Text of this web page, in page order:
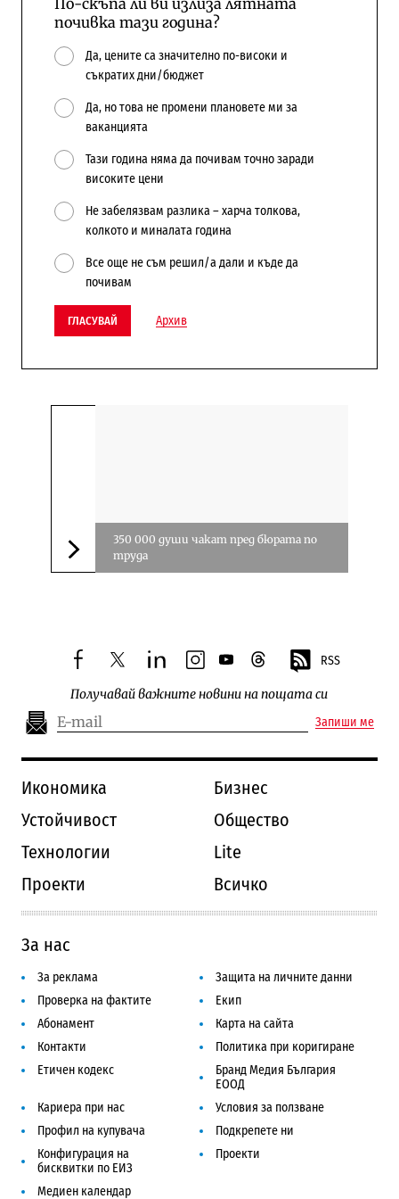
почивка тази година?
Да, цените са значително по-високи и
съкратих дни/бюджет
Да, но това не промени плановете ми за
ваканцията
Тази година няма да почивам точно заради
високите цени
Не забелязвам разлика – харча толкова,
колкото и миналата година
Все още не съм решил/а дали и къде да
почивам
ГЛАСУВАЙ Архив
Следваща новина
350 000 души чакат пред бюрата по
труда
facebooktwitterlinkedininstagram
youtubethreads RSS
Получавай важните новини на пощата си
Запиши ме
Икономика
Бизнес
Устойчивост
Общество
Технологии
Lite
Проекти
Всичко
За нас
За реклама
Защита на личните данни
Проверка на фактите
Екип
Абонамент
Карта на сайта
Контакти
Политика при коригиране
Етичен кодекс
Бранд Медия България
ЕООД
Кариера при нас
Условия за ползване
Профил на купувача
Подкрепете ни
Конфигурация на
бисквитки по ЕИЗ
Проекти
Медиен календар